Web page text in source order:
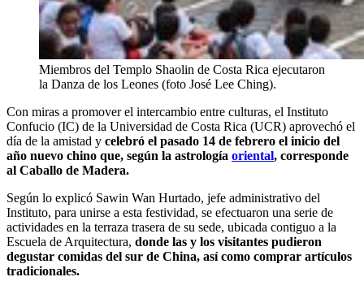
Miembros del Templo Shaolin de Costa Rica ejecutaron
la Danza de los Leones (foto José Lee Ching).
Con miras a promover el intercambio entre culturas, el Instituto
Confucio (IC) de la Universidad de Costa Rica (UCR) aprovechó el
día de la amistad y celebró el pasado 14 de febrero el inicio del
año nuevo chino que, según la astrología oriental, corresponde
al Caballo de Madera.
Según lo explicó Sawin Wan Hurtado, jefe administrativo del
Instituto, para unirse a esta festividad, se efectuaron una serie de
actividades en la terraza trasera de su sede, ubicada contiguo a la
Escuela de Arquitectura, donde las y los visitantes pudieron
degustar comidas del sur de China, así como comprar artículos
tradicionales.